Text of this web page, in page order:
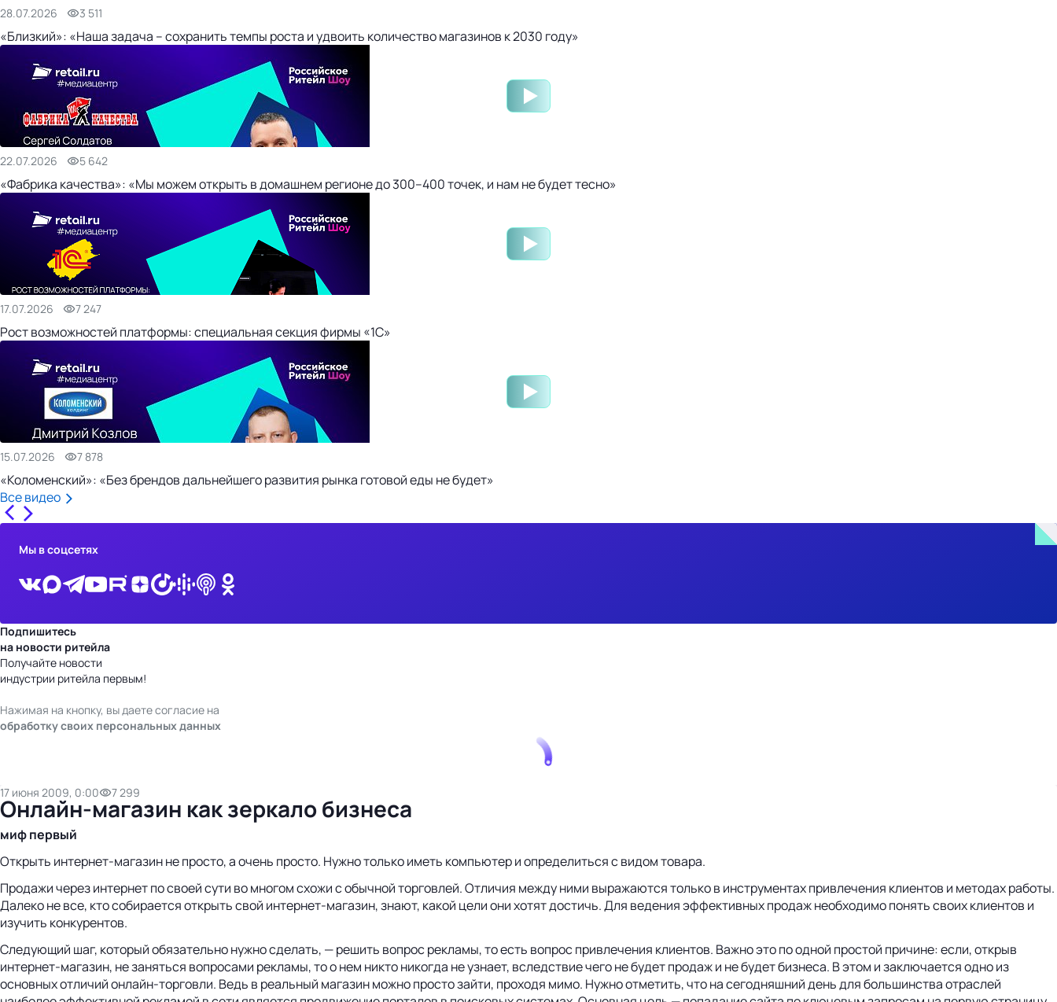
28.07.2026 3 511
«Близкий»: «Наша задача – сохранить темпы роста и удвоить количество магазинов к 2030 году»
22.07.2026 5 642
«Фабрика качества»: «Мы можем открыть в домашнем регионе до 300–400 точек, и нам не будет тесно»
17.07.2026 7 247
Рост возможностей платформы: специальная секция фирмы «1С»
15.07.2026 7 878
«Коломенский»: «Без брендов дальнейшего развития рынка готовой еды не будет»
Все видео
Мы в соцсетях
Подпишитесь
на новости ритейла
Получайте новости
индустрии ритейла первым!
Нажимая на кнопку, вы даете согласие на
обработку своих персональных данных
17 июня 2009, 0:00 7 299
Онлайн-магазин как зеркало бизнеса
миф первый
Открыть интернет-магазин не просто, а очень просто. Нужно только иметь компьютер и определиться с видом товара.
Продажи через интернет по своей сути во многом схожи с обычной торговлей. Отличия между ними выражаются только в инструментах привлечения клиентов и методах работы.
Далеко не все, кто собирается открыть свой интернет-магазин, знают, какой цели они хотят достичь. Для ведения эффективных продаж необходимо понять своих клиентов и
изучить конкурентов.
Следующий шаг, который обязательно нужно сделать, — решить вопрос рекламы, то есть вопрос привлечения клиентов. Важно это по одной простой причине: если, открыв
интернет-магазин, не заняться вопросами рекламы, то о нем никто никогда не узнает, вследствие чего не будет продаж и не будет бизнеса. В этом и заключается одно из
основных отличий онлайн-торговли. Ведь в реальный магазин можно просто зайти, проходя мимо. Нужно отметить, что на сегодняшний день для большинства отраслей